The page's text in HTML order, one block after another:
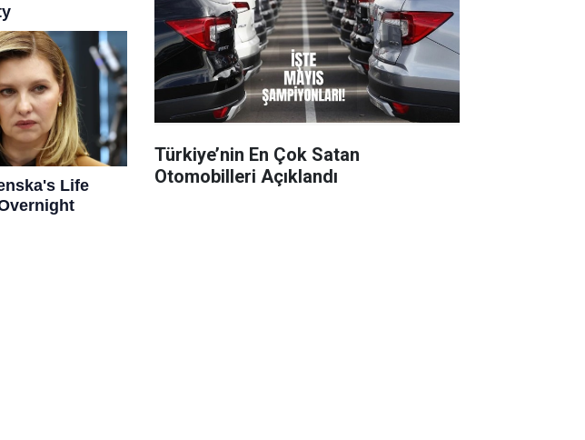
Türkiye’nin En Çok Satan
Otomobilleri Açıklandı